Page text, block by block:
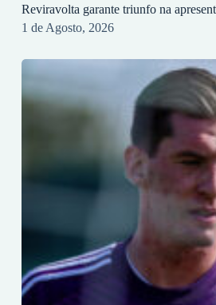
Reviravolta garante triunfo na
1 de Agosto, 2026